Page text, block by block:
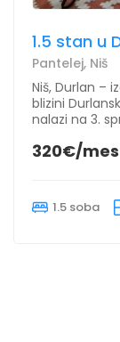
1.5 stan u
Pantelej, Niš
Niš, Durlan –
blizini
nalazi na 3.
320€/
1.5 soba